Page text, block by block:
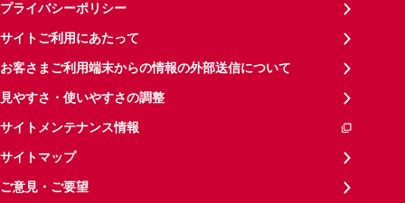
プライバシーポリシー
サイトご利用にあたって
お客さまご利用端末からの情報の外部送信について
見やすさ・使いやすさの調整
サイトメンテナンス情報
サイトマップ
ご意見・ご要望